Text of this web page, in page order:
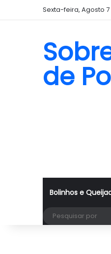
Sexta-feira, Agosto 7
de
Bolinhos e